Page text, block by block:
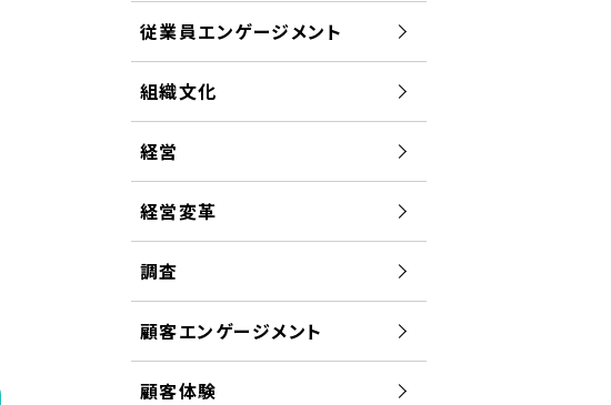
従業員エンゲージメント
組織文化
経営
経営変革
調査
顧客エンゲージメント
顧客体験